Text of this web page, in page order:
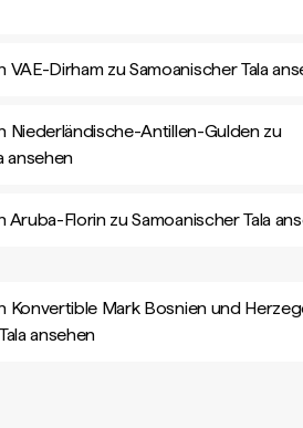
Dirham zu Samoanischer Tala
Niederländische-Antillen-Gulden zu
ansehen
Aruba-Florin zu Samoanischer Tala
Konvertible Mark Bosnien und
ansehen